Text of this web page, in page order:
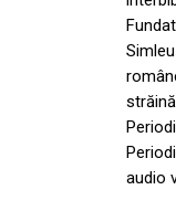
audio